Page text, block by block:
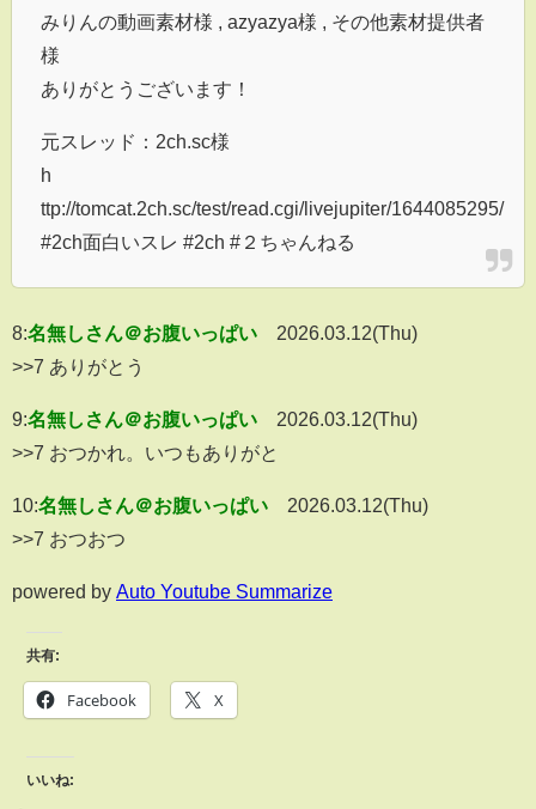
みりんの動画素材様 , azyazya様 , その他素材提供者
様
ありがとうございます！
元スレッド：2ch.sc様
h
ttp://tomcat.2ch.sc/test/read.cgi/livejupiter/1644085295/
#2ch面白いスレ #2ch #２ちゃんねる
8:名無しさん＠お腹いっぱい
2026.03.12(Thu)
>>7 ありがとう
9:名無しさん＠お腹いっぱい
2026.03.12(Thu)
>>7 おつかれ。いつもありがと
10:名無しさん＠お腹いっぱい
2026.03.12(Thu)
>>7 おつおつ
powered by Auto Youtube Summarize
共有:
Facebook X
いいね: